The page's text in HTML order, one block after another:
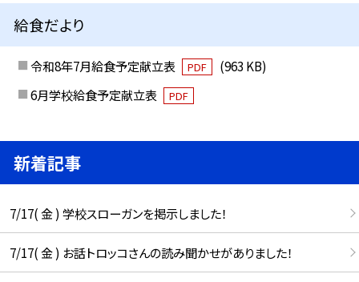
給食だより
令和8年7月給食予定献立表 PDF
(963 KB)
6月学校給食予定献立表
PDF
新着記事
7/17( 金 ) 学校スローガンを掲示しました！
7/17( 金 ) お話トロッコさんの読み聞かせがありました！